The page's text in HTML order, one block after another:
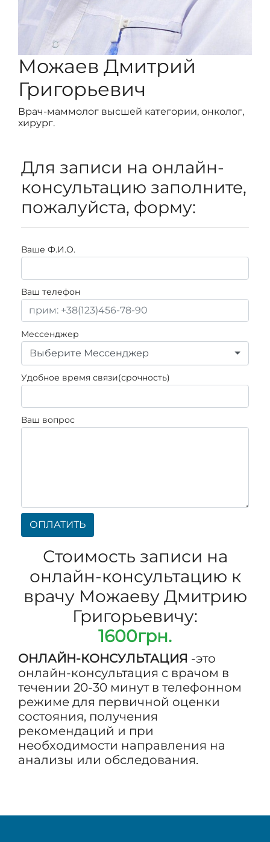
Можаев Дмитрий
Григорьевич
Врач-маммолог высшей категории, онколог,
хирург.
Для записи на онлайн-
консультацию заполните,
пожалуйста, форму:
Ваше Ф.И.О.
Ваш телефон
Мессенджер
Выберите Мессенджер
Удобное время связи(срочность)
Ваш вопрос
ОПЛАТИТЬ
Стоимость записи на
онлайн-консультацию к
врачу Можаеву Дмитрию
Григорьевичу:
1600грн.
ОНЛАЙН-КОНСУЛЬТАЦИЯ -это
онлайн-консультация с врачом в
течении 20-30 минут в телефонном
режиме для первичной оценки
состояния, получения
рекомендаций и при
необходимости направления на
анализы или обследования.